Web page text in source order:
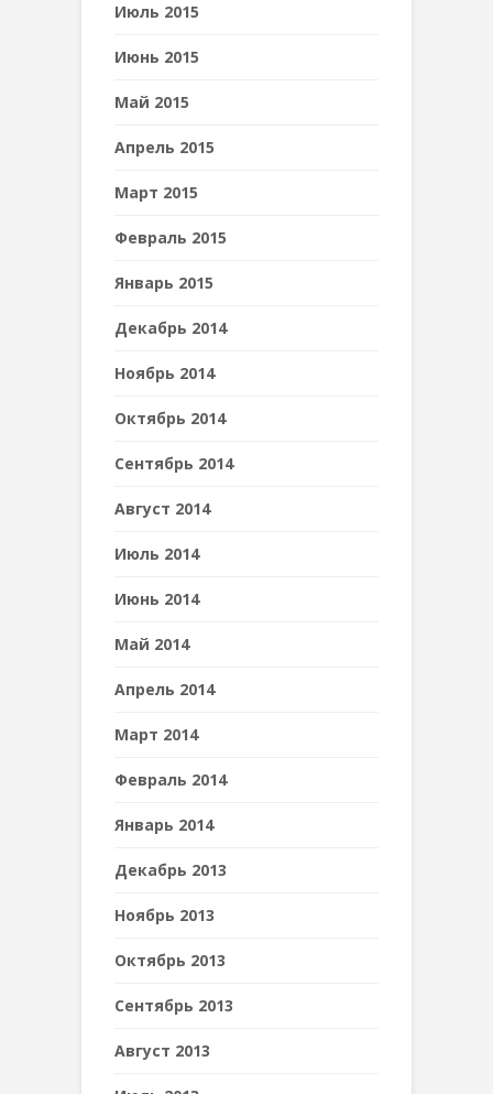
Июль 2015
Июнь 2015
Май 2015
Апрель 2015
Март 2015
Февраль 2015
Январь 2015
Декабрь 2014
Ноябрь 2014
Октябрь 2014
Сентябрь 2014
Август 2014
Июль 2014
Июнь 2014
Май 2014
Апрель 2014
Март 2014
Февраль 2014
Январь 2014
Декабрь 2013
Ноябрь 2013
Октябрь 2013
Сентябрь 2013
Август 2013